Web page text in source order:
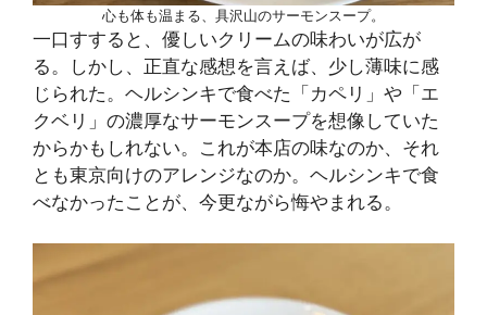
心も体も温まる、具沢山のサーモンスープ。
一口すすると、優しいクリームの味わいが広が
る。しかし、正直な感想を言えば、少し薄味に感
じられた。ヘルシンキで食べた「カペリ」や「エ
クベリ」の濃厚なサーモンスープを想像していた
からかもしれない。これが本店の味なのか、それ
とも東京向けのアレンジなのか。ヘルシンキで食
べなかったことが、今更ながら悔やまれる。